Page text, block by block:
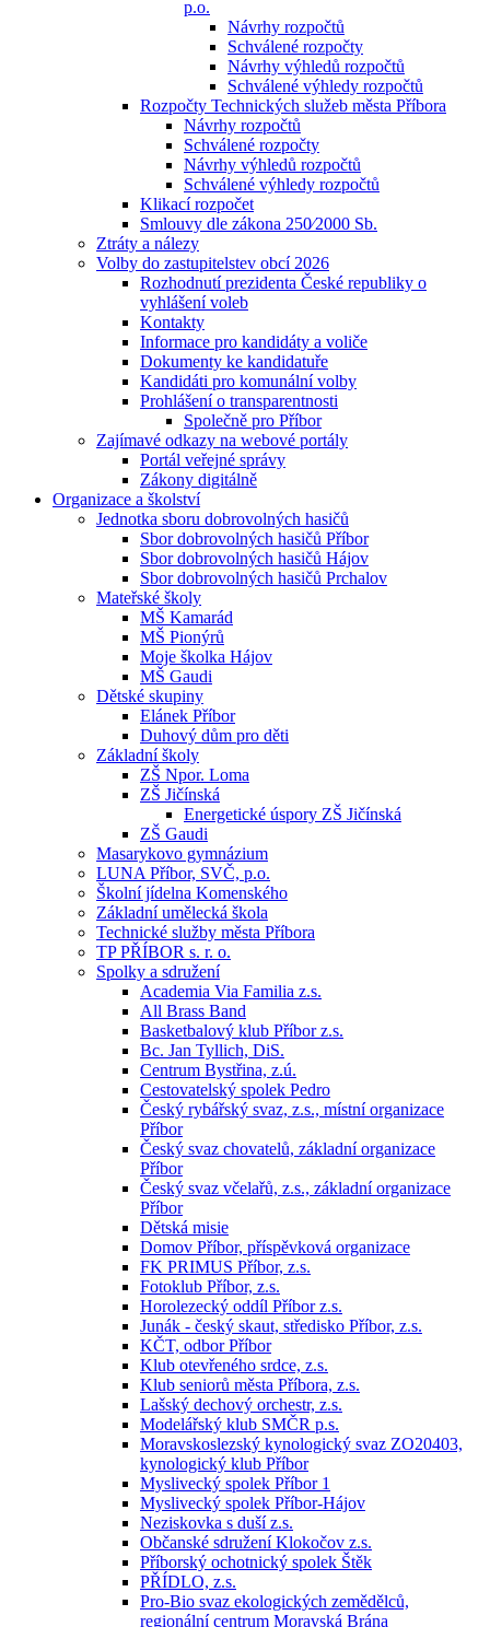
p.o.
Návrhy rozpočtů
Schválené rozpočty
Návrhy výhledů rozpočtů
Schválené výhledy rozpočtů
Rozpočty Technických služeb města Příbora
Návrhy rozpočtů
Schválené rozpočty
Návrhy výhledů rozpočtů
Schválené výhledy rozpočtů
Klikací rozpočet
Smlouvy dle zákona 250⁄2000 Sb.
Ztráty a nálezy
Volby do zastupitelstev obcí 2026
Rozhodnutí prezidenta České republiky o
vyhlášení voleb
Kontakty
Informace pro kandidáty a voliče
Dokumenty ke kandidatuře
Kandidáti pro komunální volby
Prohlášení o transparentnosti
Společně pro Příbor
Zajímavé odkazy na webové portály
Portál veřejné správy
Zákony digitálně
Organizace a školství
Jednotka sboru dobrovolných hasičů
Sbor dobrovolných hasičů Příbor
Sbor dobrovolných hasičů Hájov
Sbor dobrovolných hasičů Prchalov
Mateřské školy
MŠ Kamarád
MŠ Pionýrů
Moje školka Hájov
MŠ Gaudi
Dětské skupiny
Elánek Příbor
Duhový dům pro děti
Základní školy
ZŠ Npor. Loma
ZŠ Jičínská
Energetické úspory ZŠ Jičínská
ZŠ Gaudi
Masarykovo gymnázium
LUNA Příbor, SVČ, p.o.
Školní jídelna Komenského
Základní umělecká škola
Technické služby města Příbora
TP PŘÍBOR s. r. o.
Spolky a sdružení
Academia Via Familia z.s.
All Brass Band
Basketbalový klub Příbor z.s.
Bc. Jan Tyllich, DiS.
Centrum Bystřina, z.ú.
Cestovatelský spolek Pedro
Český rybářský svaz, z.s., místní organizace
Příbor
Český svaz chovatelů, základní organizace
Příbor
Český svaz včelařů, z.s., základní organizace
Příbor
Dětská misie
Domov Příbor, příspěvková organizace
FK PRIMUS Příbor, z.s.
Fotoklub Příbor, z.s.
Horolezecký oddíl Příbor z.s.
Junák - český skaut, středisko Příbor, z.s.
KČT, odbor Příbor
Klub otevřeného srdce, z.s.
Klub seniorů města Příbora, z.s.
Lašský dechový orchestr, z.s.
Modelářský klub SMČR p.s.
Moravskoslezský kynologický svaz ZO20403,
kynologický klub Příbor
Myslivecký spolek Příbor 1
Myslivecký spolek Příbor-Hájov
Neziskovka s duší z.s.
Občanské sdružení Klokočov z.s.
Příborský ochotnický spolek Štěk
PŘÍDLO, z.s.
Pro-Bio svaz ekologických zemědělců,
regionální centrum Moravská Brána